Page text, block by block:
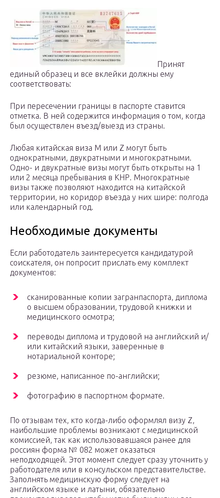
Принят
единый образец и все вклейки должны ему
соответствовать:
При пересечении границы в паспорте ставится
отметка. В ней содержится информация о том, когда
был осуществлен въезд/выезд из страны.
Любая китайская виза М или Z могут быть
однократными, двукратными и многократными.
Одно- и двукратные визы могут быть открыты на 1
или 2 месяца пребывания в КНР. Многократные
визы также позволяют находится на китайской
территории, но коридор въезда у них шире: полгода
или календарный год.
Необходимые документы
Если работодатель заинтересуется кандидатурой
соискателя, он попросит прислать ему комплект
документов:
сканированные копии загранпаспорта, диплома
о высшем образовании, трудовой книжки и
медицинского осмотра;
переводы диплома и трудовой на английский и/
или китайский языки, заверенные в
нотариальной конторе;
резюме, написанное по-английски;
фотографию в паспортном формате.
По отзывам тех, кто когда-либо оформлял визу Z,
наибольшие проблемы возникают с медицинской
комиссией, так как использовавшаяся ранее для
россиян форма № 082 может оказаться
неподходящей. Этот момент следует сразу уточнить у
работодателя или в консульском представительстве.
Заполнять медицинскую форму следует на
английском языке и латыни, обязательно